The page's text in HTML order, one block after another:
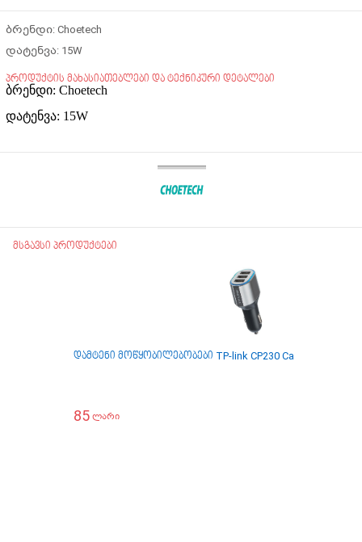
ბრენდი: Choetech
დატენვა: 15W
პროდუქტის მახასიათებლები და ტექნიკური დეტალები
ბრენდი: Choetech
დატენვა: 15W
მსგავსი პროდუქტები
დამტენი მოწყობილებობები TP-link CP230 Car 3x Fast
85 ლარი